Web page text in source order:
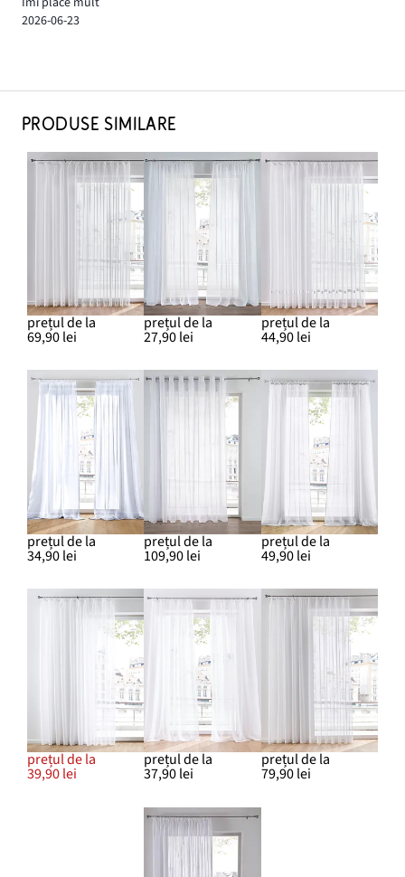
2026-06-23
PRODUSE SIMILARE
prețul de la
69,90 lei
prețul de la
27,90 lei
prețul de la
44,90 lei
prețul de la
34,90 lei
prețul de la
109,90 lei
prețul de la
49,90 lei
prețul de la
39,90 lei
prețul de la
37,90 lei
prețul de la
79,90 lei